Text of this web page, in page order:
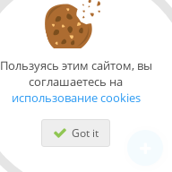
Пользуясь этим сайтом, вы
соглашаетесь на
использование cookies
Got it